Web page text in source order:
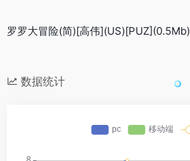
罗罗大冒险(简)[高伟](US)[PUZ](0.5Mb)
数据统计